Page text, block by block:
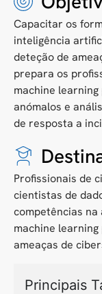
Capacitar os
inteligência
deteção de
prepara os
machine
anómalos e
de resposta a
Profissionais de
cientistas de
competências
machine
ameaças de
Principais